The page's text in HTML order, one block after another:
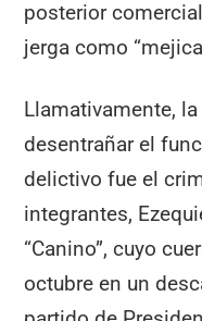
posterior
jerga como
Llamativamente,
desentrañar el
delictivo fue el
integrantes,
“Canino”, cuyo
octubre en un